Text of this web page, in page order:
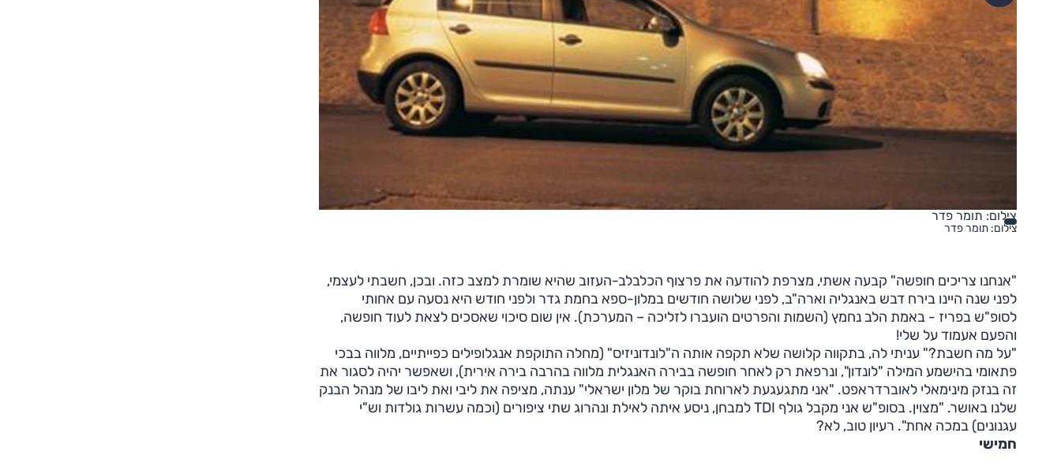
צילום: תומר פדר
צילום: תומר פדר
"אנחנו צריכים חופשה" קבעה אשתי, מצרפת להודעה את פרצוף הכלבלב-העזוב שהיא שומרת למצב כזה. ובכן, חשבתי לעצמי,
לפני שנה היינו בירח דבש באנגליה וארה"ב, לפני שלושה חודשים במלון-ספא בחמת גדר ולפני חודש היא נסעה עם אחותי
לסופ"ש בפריז - באמת הלב נחמץ (השמות והפרטים הועברו לזליכה – המערכת). אין שום סיכוי שאסכים לצאת לעוד חופשה,
והפעם אעמוד על שלי!
"על מה חשבת?" עניתי לה, בתקווה קלושה שלא תקפה אותה ה"לונדוניזיס" (מחלה התוקפת אנגלופילים כפייתיים, מלווה בבכי
פתאומי בהישמע המילה "לונדון", ונרפאת רק לאחר חופשה בבירה האנגלית מלווה בהרבה בירה אירית), ושאפשר יהיה לסגור את
זה בנזק מינימאלי לאוברדראפט. "אני מתגעגעת לארוחת בוקר של מלון ישראלי" ענתה, מציפה את ליבי ואת ליבו של מנהל הבנק
שלנו באושר. "מצוין. בסופ"ש אני מקבל גולף TDI למבחן, ניסע איתה לאילת ונהרוג שתי ציפורים (וכמה עשרות גולדות וש"י
עגנונים) במכה אחת". רעיון טוב, לא?
חמישי